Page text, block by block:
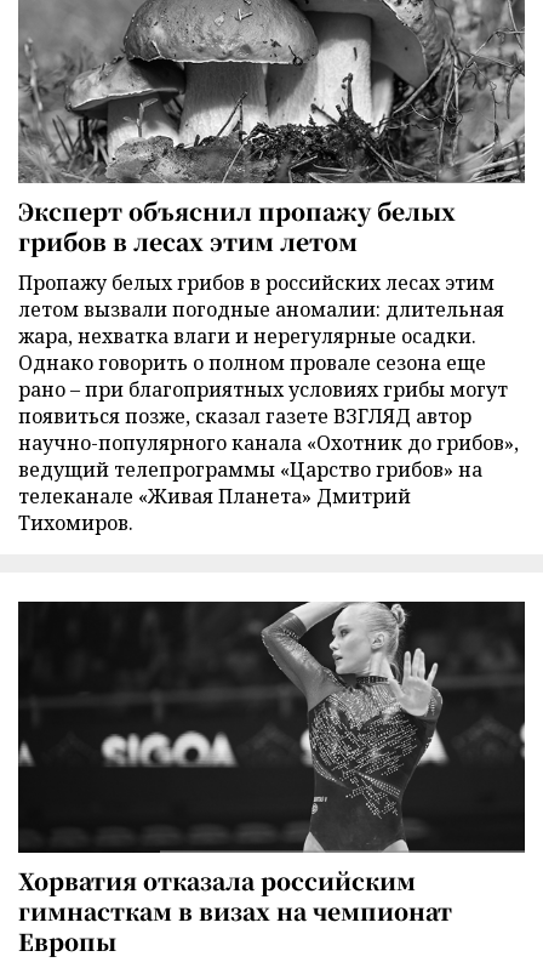
Эксперт объяснил пропажу белых
грибов в лесах этим летом
Пропажу белых грибов в российских лесах этим
летом вызвали погодные аномалии: длительная
жара, нехватка влаги и нерегулярные осадки.
Однако говорить о полном провале сезона еще
рано – при благоприятных условиях грибы могут
появиться позже, сказал газете ВЗГЛЯД автор
научно-популярного канала «Охотник до грибов»,
ведущий телепрограммы «Царство грибов» на
телеканале «Живая Планета» Дмитрий
Тихомиров.
Хорватия отказала российским
гимнасткам в визах на чемпионат
Европы